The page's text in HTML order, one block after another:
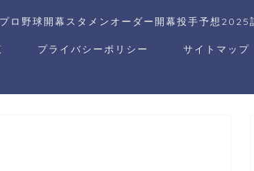
プロ野球開幕スタメンオーダー開幕投手予想2025
プライバシーポリシー サイトマップ